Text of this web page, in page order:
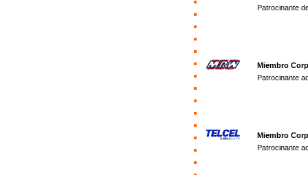
Patrocinante
Miembro
Patrocinante
Miembro
Patrocinante